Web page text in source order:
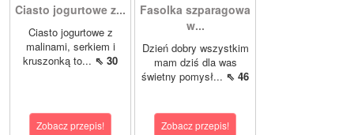
Ciasto jogurtowe z...
Ciasto jogurtowe z
malinami, serkiem i
kruszonką to... ⇖ 30
Zobacz przepis!
Fasolka szparagowa
w...
Dzień dobry wszystkim
mam dziś dla was
świetny pomysł... ⇖ 46
Zobacz przepis!